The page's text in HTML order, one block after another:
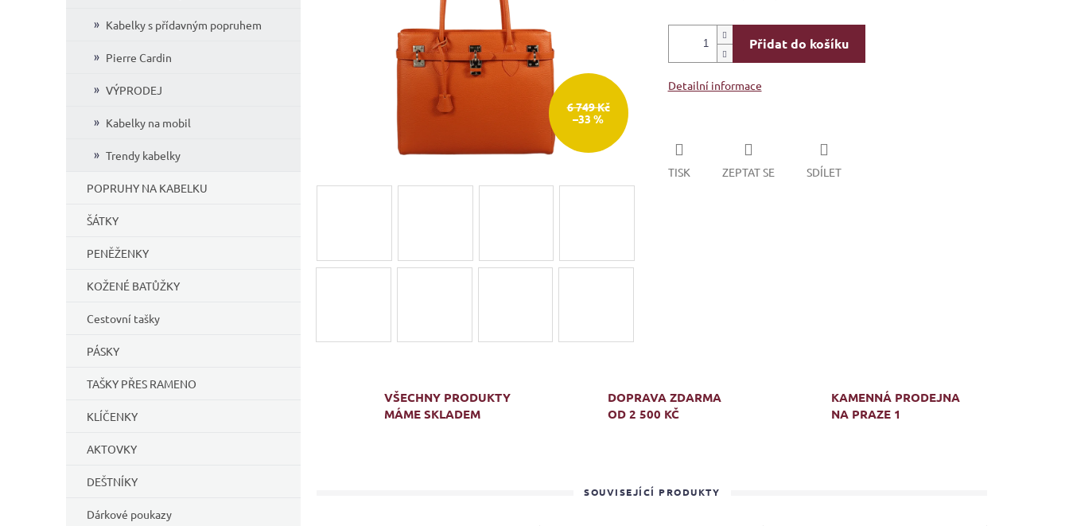
Kabelky s přídavným popruhem
Pierre Cardin
VÝPRODEJ
Kabelky na mobil
Trendy kabelky
POPRUHY NA KABELKU
ŠÁTKY
PENĚŽENKY
KOŽENÉ BATŮŽKY
Cestovní tašky
PÁSKY
TAŠKY PŘES RAMENO
KLÍČENKY
AKTOVKY
DEŠTNÍKY
Dárkové poukazy
6 749 Kč
–33 %
Přidat do košíku
Detailní informace
TISK ZEPTAT SE SDÍLET
VŠECHNY PRODUKTY
MÁME SKLADEM
DOPRAVA ZDARMA
OD 2 500 KČ
KAMENNÁ PRODEJNA
NA PRAZE 1
SOUVISEJÍCÍ PRODUKTY